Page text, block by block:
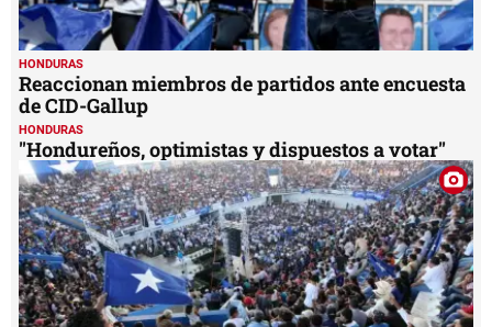
HONDURAS
Reaccionan miembros de partidos ante encuesta
de CID-Gallup
HONDURAS
"Hondureños, optimistas y dispuestos a votar"